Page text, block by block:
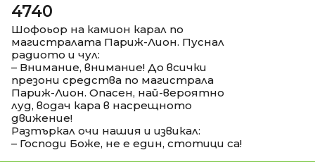
4740
Шофоьор на камион карал по
магистралата Париж-Лион. Пуснал
радиото и чул:
– Внимание, внимание! До всички
презони средства по магистрала
Париж-Лион. Опасен, най-вероятно
луд, водач кара в насрещното
движение!
Разтъркал очи нашия и извикал:
– Господи Боже, не е един, стотици са!